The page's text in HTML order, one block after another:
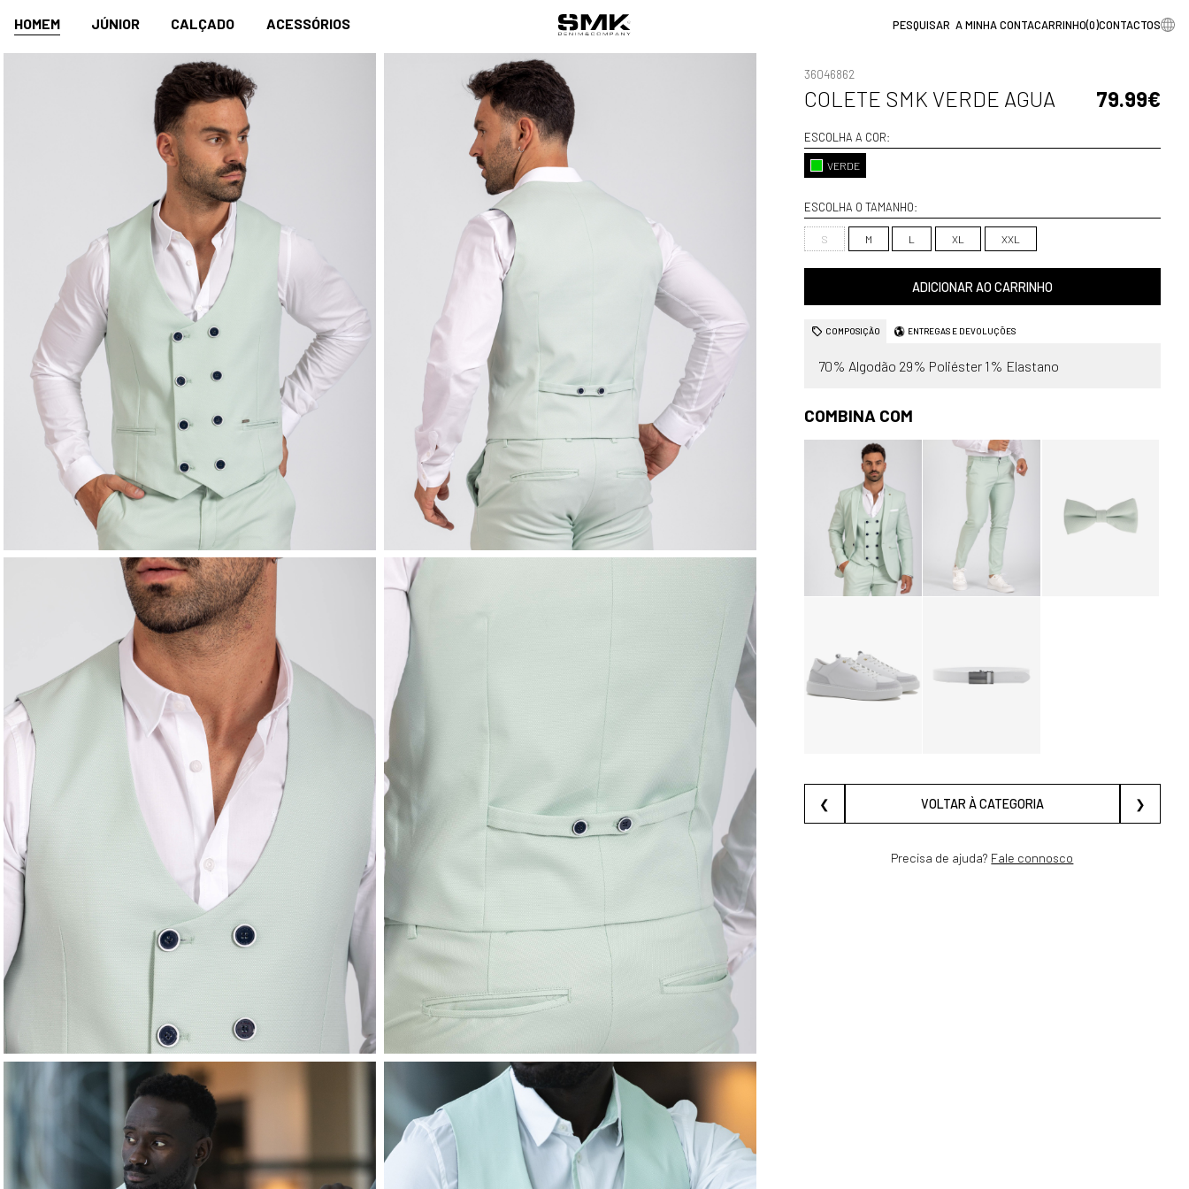
HOMEM JÚNIOR CALÇADO ACESSÓRIOS A MINHA CONTACARRINHO(0)CONTACTOS
36046862
COLETE SMK VERDE AGUA 79.99€
ESCOLHA A COR:
VERDE
ESCOLHA O TAMANHO:
S M L XL XXL
ADICIONAR AO CARRINHO
COMPOSIÇÃO ENTREGAS E DEVOLUÇÕES
70% Algodão 29% Poliéster 1% Elastano
COMBINA COM
❮ VOLTAR À CATEGORIA ❯
Precisa de ajuda? Fale connosco